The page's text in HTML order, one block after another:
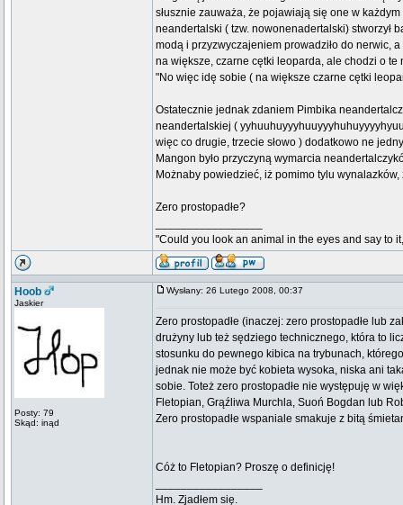
słusznie zauważa, że pojawiają się one w
neandertalski ( tzw. nowonenadertalski) stworzył
modą i przyzwyczajeniem prowadziło do nerwic,
na większe, czarne cętki leoparda, ale chodzi o
"No więc idę sobie ( na większe czarne cętki
Ostatecznie jednak zdaniem Pimbika
neandertalskiej (
więc co drugie, trzecie słowo ) dodatkowo ne
Mangon było przyczyną wymarcia
Możnaby powiedzieć, iż pomimo tylu
Zero prostopadłe?
"Could you look an animal in the eyes and say to
Hoob
Jaskier
Posty: 79
Skąd: inąd
Wysłany: 26 Lutego 2008, 00:37
Zero prostopadłe (inaczej: zero prostopadłe lub
drużyny lub też sędziego technicznego, która to
stosunku do pewnego kibica na trybunach,
jednak nie może być kobieta wysoka, niska ani
sobie. Toteż zero prostopadłe nie występuję w
Fletopian, Grąźliwa Murchla, Suoń Bogdan lub
Zero prostopadłe wspaniale smakuje z bitą
Cóż to Fletopian? Proszę o definicję!
Hm. Zjadłem się.